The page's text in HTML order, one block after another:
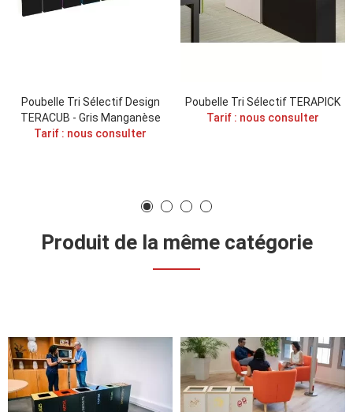
Poubelle Tri Sélectif Design
TERACUB - Gris Manganèse
Tarif : nous consulter
Poubelle Tri Sélectif TERAPICK
Tarif : nous consulter
Produit de la même catégorie